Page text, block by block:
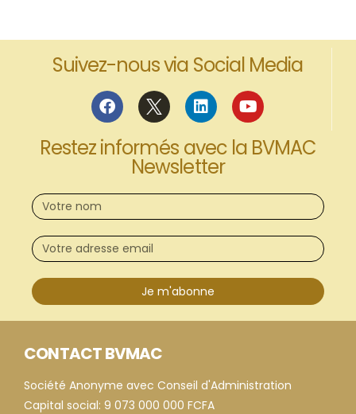
Suivez-nous via Social Media
Restez informés avec la BVMAC
Newsletter
Je m'abonne
CONTACT BVMAC
Société Anonyme avec Conseil d'Administration
Capital social: 9 073 000 000 FCFA